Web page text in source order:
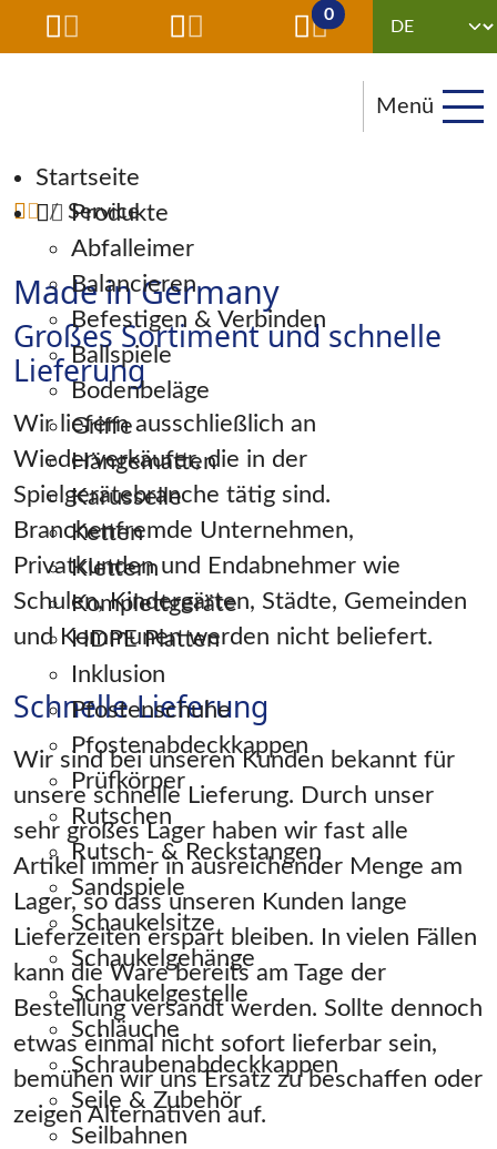
0
Menü
Navigation überspringen
Startseite
Produkte
Abfalleimer
Balancieren
Befestigen & Verbinden
Ballspiele
Bodenbeläge
Griffe
Hängematten
Karusselle
Ketten
Klettern
Komplettgeräte
HDPE Platten
Inklusion
Pfostenschuhe
Pfostenabdeckkappen
Prüfkörper
Rutschen
Rutsch- & Reckstangen
Sandspiele
Schaukelsitze
Schaukelgehänge
Schaukelgestelle
Schläuche
Schraubenabdeckkappen
Seile & Zubehör
Seilbahnen
Service
Made in Germany
Großes Sortiment und schnelle
Lieferung
Wir liefern ausschließlich an
Wiederverkäufer, die in der
Spielgerätebranche tätig sind.
Branchenfremde Unternehmen,
Privatkunden und Endabnehmer wie
Schulen, Kindergärten, Städte, Gemeinden
und Kommunen werden nicht beliefert.
Schnelle Lieferung
Wir sind bei unseren Kunden bekannt für
unsere schnelle Lieferung. Durch unser
sehr großes Lager haben wir fast alle
Artikel immer in ausreichender Menge am
Lager, so dass unseren Kunden lange
Lieferzeiten erspart bleiben. In vielen Fällen
kann die Ware bereits am Tage der
Bestellung versandt werden. Sollte dennoch
etwas einmal nicht sofort lieferbar sein,
bemühen wir uns Ersatz zu beschaffen oder
zeigen Alternativen auf.